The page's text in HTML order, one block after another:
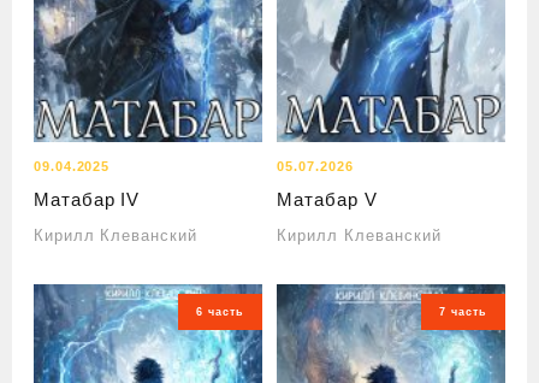
09.04.2025
Матабар IV
Кирилл Клеванский
05.07.2026
Матабар V
Кирилл Клеванский
6 часть 7 часть